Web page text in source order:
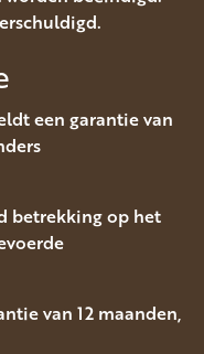
een garantie van
betrekking op het
van 12 maanden,